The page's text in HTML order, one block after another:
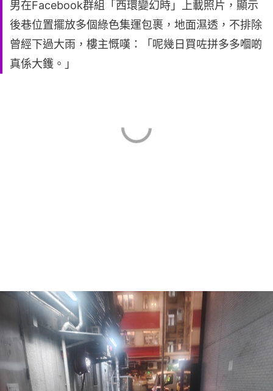
男在Facebook群組「西環變幻時」上載照片，顯示
後巷位置擺放多個綠色集運包裹，地面濕透，不排除
曾經下過大雨，樓主慨嘆：「呢幾日買咗拼多多嗰啲
真係大鑊。」